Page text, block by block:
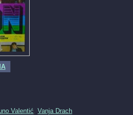
Valentić, Vanja Drach